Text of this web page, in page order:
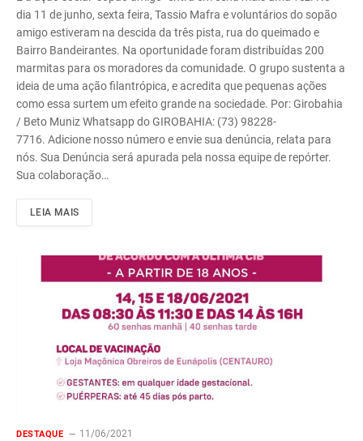
dia 11 de junho, sexta feira, Tassio Mafra e voluntários do sopão
amigo estiveram na descida da três pista, rua do queimado e
Bairro Bandeirantes. Na oportunidade foram distribuídas 200
marmitas para os moradores da comunidade. O grupo sustenta a
ideia de uma ação filantrópica, e acredita que pequenas ações
como essa surtem um efeito grande na sociedade. Por: Girobahia
/ Beto Muniz Whatsapp do GIROBAHIA: (73) 98228-
7716. Adicione nosso número e envie sua denúncia, relata para
nós. Sua Denúncia será apurada pela nossa equipe de repórter.
Sua colaboração…
LEIA MAIS
DESTAQUE 11/06/2021